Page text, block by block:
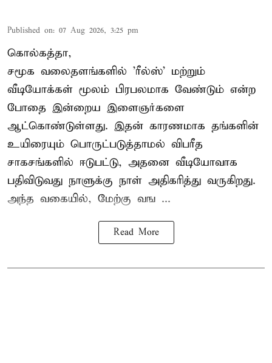
Published on: 07 Aug 2026, 3:25 pm
கொல்கத்தா,
சமூக வலைதளங்களில் 'ரீல்ஸ்' மற்றும்
வீடியோக்கள் மூலம் பிரபலமாக வேண்டும் என்ற
போதை இன்றைய இளைஞர்களை
ஆட்கொண்டுள்ளது. இதன் காரணமாக தங்களின்
உயிரையும் பொருட்படுத்தாமல் விபரீத
சாகசங்களில் ஈடுபட்டு, அதனை வீடியோவாக
பதிவிடுவது நாளுக்கு நாள் அதிகரித்து வருகிறது.
அந்த வகையில், மேற்கு வங ...
Read More